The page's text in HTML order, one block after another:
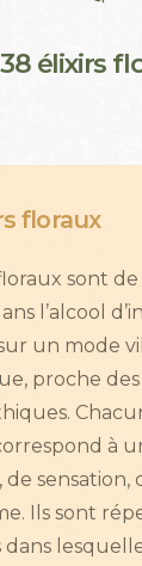
38 élixirs fl
floraux
sont
l’alcool
un mode
proche
à
de
Ils sont
dans